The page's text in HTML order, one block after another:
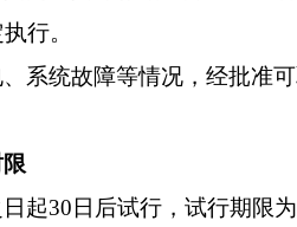
行。
系统故障等情况，经批准
起30日后试行，试行期限为